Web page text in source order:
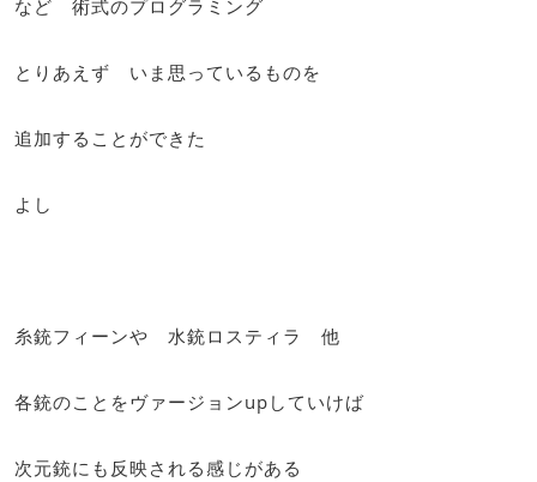
など 術式のプログラミング
とりあえず いま思っているものを
追加することができた
よし
糸銃フィーンや 水銃ロスティラ 他
各銃のことをヴァージョンupしていけば
次元銃にも反映される感じがある